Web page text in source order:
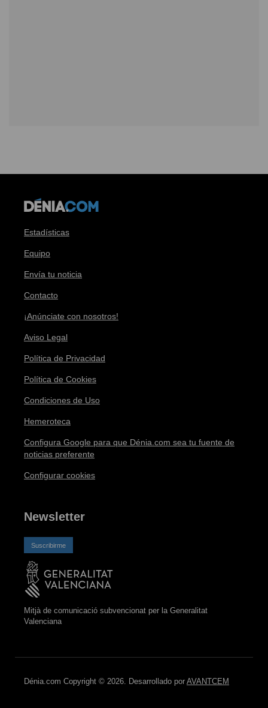
Estadísticas
Equipo
Envía tu noticia
Contacto
¡Anúnciate con nosotros!
Aviso Legal
Política de Privacidad
Política de Cookies
Condiciones de Uso
Hemeroteca
Configura Google para que Dénia.com sea tu fuente de
noticias preferente
Configurar cookies
Newsletter
Suscribirme
Mitjà de comunicació subvencionat per la Generalitat
Valenciana
Dénia.com Copyright © 2026. Desarrollado por AVANTCEM